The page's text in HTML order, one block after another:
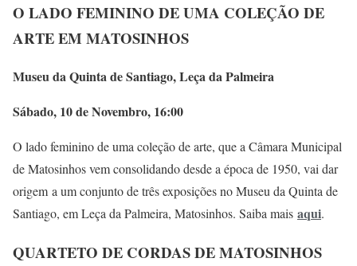
O LADO FEMININO DE UMA COLEÇÃO DE
ARTE EM MATOSINHOS
Museu da Quinta de Santiago, Leça da Palmeira
Sábado, 10 de Novembro, 16:00
O lado feminino de uma coleção de arte, que a Câmara Municipal
de Matosinhos vem consolidando desde a época de 1950, vai dar
origem a um conjunto de três exposições no Museu da Quinta de
Santiago, em Leça da Palmeira, Matosinhos. Saiba mais aqui.
QUARTETO DE CORDAS DE MATOSINHOS